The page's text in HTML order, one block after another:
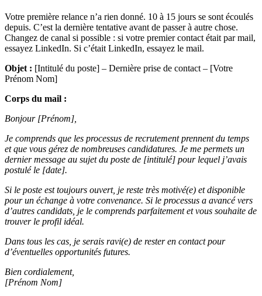
Votre première relance n’a rien donné. 10 à 15 jours se sont écoulés
depuis. C’est la dernière tentative avant de passer à autre chose.
Changez de canal si possible : si votre premier contact était par mail,
essayez LinkedIn. Si c’était LinkedIn, essayez le mail.
Objet : [Intitulé du poste] – Dernière prise de contact – [Votre
Prénom Nom]
Corps du mail :
Bonjour [Prénom],
Je comprends que les processus de recrutement prennent du temps
et que vous gérez de nombreuses candidatures. Je me permets un
dernier message au sujet du poste de [intitulé] pour lequel j’avais
postulé le [date].
Si le poste est toujours ouvert, je reste très motivé(e) et disponible
pour un échange à votre convenance. Si le processus a avancé vers
d’autres candidats, je le comprends parfaitement et vous souhaite de
trouver le profil idéal.
Dans tous les cas, je serais ravi(e) de rester en contact pour
d’éventuelles opportunités futures.
Bien cordialement,
[Prénom Nom]